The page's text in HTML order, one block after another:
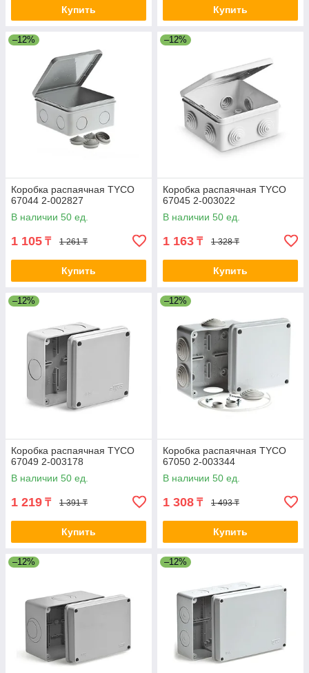
Купить Купить
–12%
Коробка распаячная ТYCO
67044 2-002827
В наличии 50 ед.
1 105 ₸ 1 261 ₸
Купить
–12%
Коробка распаячная ТYCO
67045 2-003022
В наличии 50 ед.
1 163 ₸ 1 328 ₸
Купить
–12%
Коробка распаячная ТYCO
67049 2-003178
В наличии 50 ед.
1 219 ₸ 1 391 ₸
Купить
–12%
Коробка распаячная ТYCO
67050 2-003344
В наличии 50 ед.
1 308 ₸ 1 493 ₸
Купить
–12% –12%